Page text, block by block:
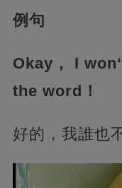
例句
Okay， I
the word！
好的，我誰也